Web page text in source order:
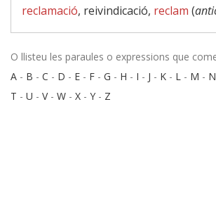
reclamació, reivindicació, reclam (
O llisteu les paraules o expressions que
A - B - C - D - E - F - G - H - I - J - K - L - M - N
T - U - V- W - X - Y - Z